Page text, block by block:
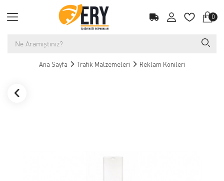
0
Ana Sayfa Trafik Malzemeleri Reklam Konileri